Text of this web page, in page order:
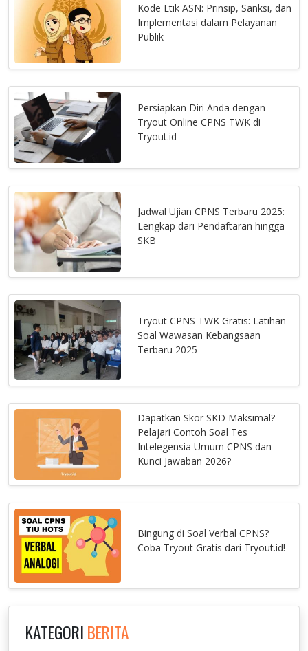
Kode Etik ASN: Prinsip, Sanksi, dan
Implementasi dalam Pelayanan
Publik
Persiapkan Diri Anda dengan
Tryout Online CPNS TWK di
Tryout.id
Jadwal Ujian CPNS Terbaru 2025:
Lengkap dari Pendaftaran hingga
SKB
Tryout CPNS TWK Gratis: Latihan
Soal Wawasan Kebangsaan
Terbaru 2025
Dapatkan Skor SKD Maksimal?
Pelajari Contoh Soal Tes
Intelegensia Umum CPNS dan
Kunci Jawaban 2026?
Bingung di Soal Verbal CPNS?
Coba Tryout Gratis dari Tryout.id!
KATEGORI BERITA